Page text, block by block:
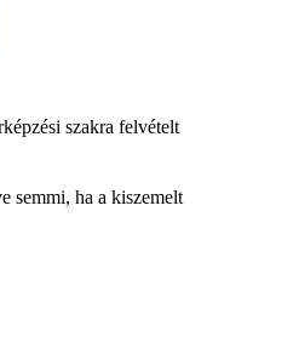
szakra felvételt
semmi, ha a kiszemelt